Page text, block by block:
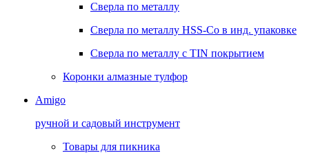
Сверла по металлу
Сверла по металлу HSS-Co в инд. упаковке
Сверла по металлу с TIN покрытием
Коронки алмазные тулфор
Amigo
ручной и садовый инструмент
Товары для пикника